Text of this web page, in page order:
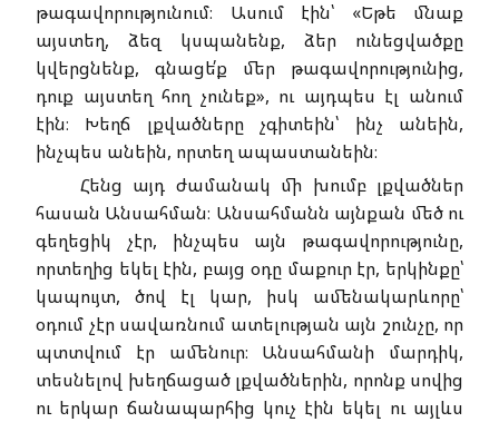
թագավորությունում։ Ասում էին՝ «Եթե մնաք
այստեղ, ձեզ կսպանենք, ձեր ունեցվածքը
կվերցնենք, գնացե՛ք մեր թագավորությունից,
դուք այստեղ հող չունեք», ու այդպես էլ անում
էին։ Խեղճ լքվածները չգիտեին՝ ինչ անեին,
ինչպես անեին, որտեղ ապաստանեին։
Հենց այդ ժամանակ մի խումբ լքվածներ
հասան Անսահման։ Անսահմանն այնքան մեծ ու
գեղեցիկ չէր, ինչպես այն թագավորությունը,
որտեղից եկել էին, բայց օդը մաքուր էր, երկինքը՝
կապույտ, ծով էլ կար, իսկ ամենակարևորը՝
օդում չէր սավառնում ատելության այն շունչը, որ
պտտվում էր ամենուր։ Անսահմանի մարդիկ,
տեսնելով խեղճացած լքվածներին, որոնք սովից
ու երկար ճանապարհից կուչ էին եկել ու այլևս